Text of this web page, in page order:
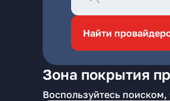
Найти
Зона покрытия
Воспользуйтесь